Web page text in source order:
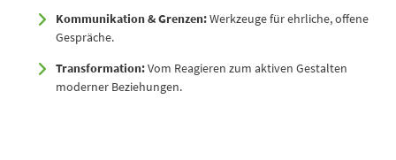
Kommunikation & Grenzen:Werkzeuge für ehrliche, offene
Gespräche.
Transformation:Vom Reagieren zum aktiven Gestalten
moderner Beziehungen.